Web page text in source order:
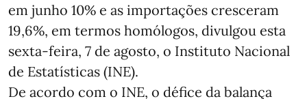
em junho 10% e as importações cresceram
19,6%, em termos homólogos, divulgou esta
sexta-feira, 7 de agosto, o Instituto Nacional
de Estatísticas (INE).
De acordo com o INE, o défice da balança